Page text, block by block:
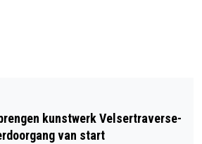
I
OFFICIEEL GEOPEND
kunstwerk Velsertraverse-
van start